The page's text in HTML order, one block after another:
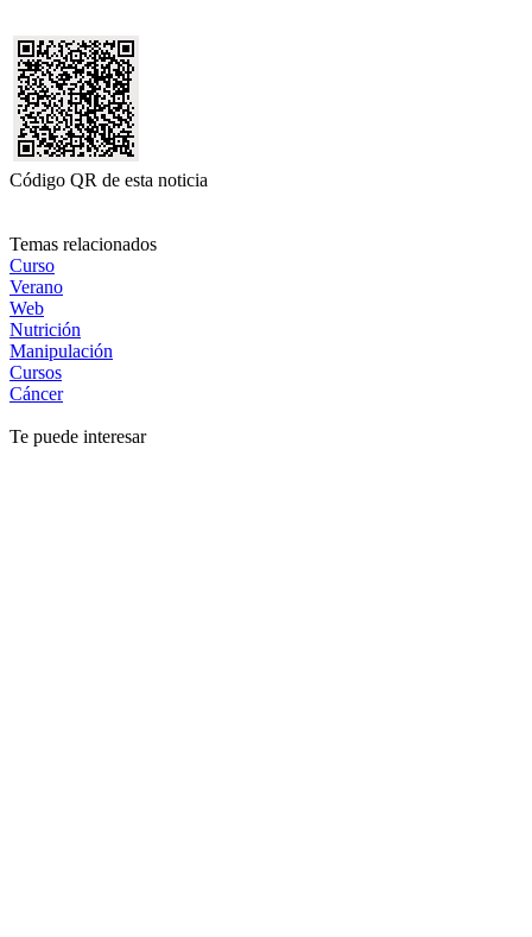
Código QR de esta noticia
Temas relacionados
Curso
Verano
Web
Nutrición
Manipulación
Cursos
Cáncer
Te puede interesar